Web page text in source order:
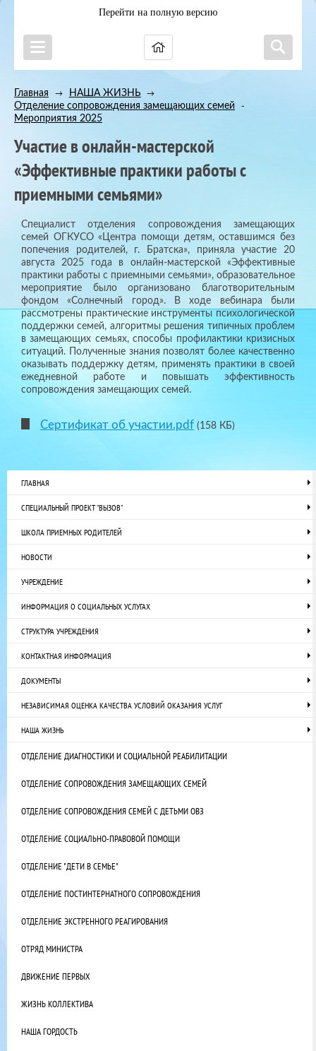
Перейти на полную версию
Главная → НАША ЖИЗНЬ →
Отделение сопровождения замещающих семей →
Мероприятия 2025
Участие в онлайн-мастерской
«Эффективные практики работы с
приемными семьями»
Специалист отделения сопровождения замещающих
семей ОГКУСО «Центра помощи детям, оставшимся без
попечения родителей, г. Братска», приняла участие 20
августа 2025 года в онлайн-мастерской «Эффективные
практики работы с приемными семьями», образовательное
мероприятие было организовано благотворительным
фондом «Солнечный город». В ходе вебинара были
рассмотрены практические инструменты психологической
поддержки семей, алгоритмы решения типичных проблем
в замещающих семьях, способы профилактики кризисных
ситуаций. Полученные знания позволят более качественно
оказывать поддержку детям, применять практики в своей
ежедневной работе и повышать эффективность
сопровождения замещающих семей.
Сертификат об участии.pdf (158 КБ)
ГЛАВНАЯ
СПЕЦИАЛЬНЫЙ ПРОЕКТ "ВЫЗОВ"
ШКОЛА ПРИЕМНЫХ РОДИТЕЛЕЙ
НОВОСТИ
УЧРЕЖДЕНИЕ
ИНФОРМАЦИЯ О СОЦИАЛЬНЫХ УСЛУГАХ
СТРУКТУРА УЧРЕЖДЕНИЯ
КОНТАКТНАЯ ИНФОРМАЦИЯ
ДОКУМЕНТЫ
НЕЗАВИСИМАЯ ОЦЕНКА КАЧЕСТВА УСЛОВИЙ ОКАЗАНИЯ УСЛУГ
НАША ЖИЗНЬ
ОТДЕЛЕНИЕ ДИАГНОСТИКИ И СОЦИАЛЬНОЙ РЕАБИЛИТАЦИИ
ОТДЕЛЕНИЕ СОПРОВОЖДЕНИЯ ЗАМЕЩАЮЩИХ СЕМЕЙ
ОТДЕЛЕНИЕ СОПРОВОЖДЕНИЯ СЕМЕЙ С ДЕТЬМИ ОВЗ
ОТДЕЛЕНИЕ СОЦИАЛЬНО-ПРАВОВОЙ ПОМОЩИ
ОТДЕЛЕНИЕ "ДЕТИ В СЕМЬЕ"
ОТДЕЛЕНИЕ ПОСТИНТЕРНАТНОГО СОПРОВОЖДЕНИЯ
ОТДЕЛЕНИЕ ЭКСТРЕННОГО РЕАГИРОВАНИЯ
ОТРЯД МИНИСТРА
ДВИЖЕНИЕ ПЕРВЫХ
ЖИЗНЬ КОЛЛЕКТИВА
НАША ГОРДОСТЬ